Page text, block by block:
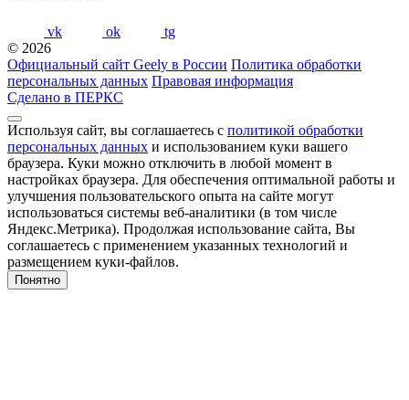
vk ok
tg
© 2026
Официальный сайт Geely в России Политика обработки
персональных данных Правовая информация
Сделано в ПЕРКС
Используя сайт, вы соглашаетесь с политикой обработки
персональных данных и использованием куки вашего
браузера. Куки можно отключить в любой момент в
настройках браузера. Для обеспечения оптимальной работы и
улучшения пользовательского опыта на сайте могут
использоваться системы веб-аналитики (в том числе
Яндекс.Метрика). Продолжая использование сайта, Вы
соглашаетесь с применением указанных технологий и
размещением куки-файлов.
Понятно